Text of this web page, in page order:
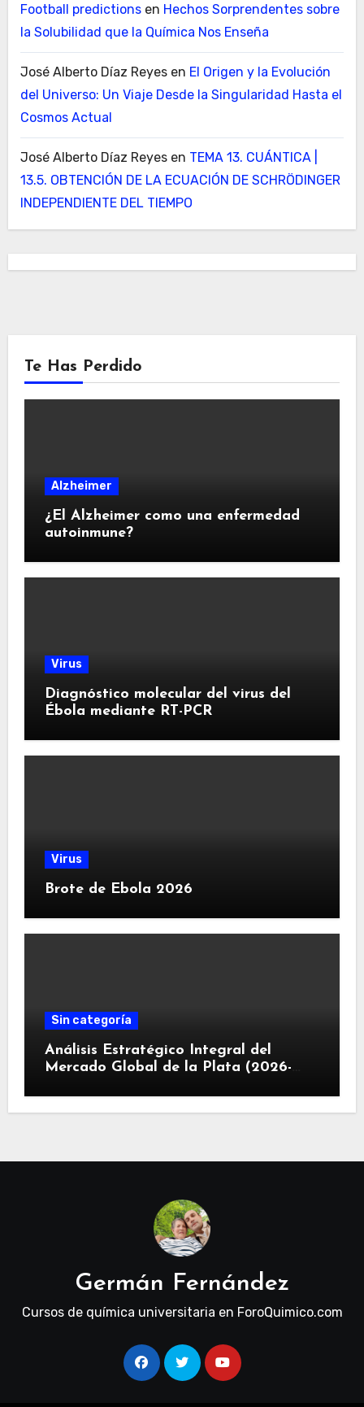
Football predictionsen Hechos Sorprendentes sobre
la Solubilidad que la Química Nos Enseña
José Alberto Díaz Reyesen El Origen y la Evolución
del Universo: Un Viaje Desde la Singularidad Hasta el
Cosmos Actual
José Alberto Díaz Reyesen TEMA 13. CUÁNTICA |
13.5. OBTENCIÓN DE LA ECUACIÓN DE SCHRÖDINGER
INDEPENDIENTE DEL TIEMPO
Te Has Perdido
Alzheimer
¿El Alzheimer como una enfermedad
autoinmune?
Virus
Diagnóstico molecular del virus del
Ébola mediante RT-PCR
Virus
Brote de Ebola 2026
Sin categoría
Análisis Estratégico Integral del
Mercado Global de la Plata (2026-
Estructural, Revolución Industrial
Germán Fernández
Cursos de química universitaria en ForoQuimico.com